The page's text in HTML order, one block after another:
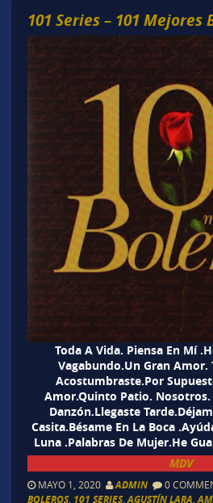
101 Series – 101 Mejores
Toda A Vida. Piensa En Mí
Vagabundo.Un Gran Amor.
Acostumbraste.Por
Amor.Quinto Patio. Nosotros.
Danzón.Llegaste
Casita.Bésame En La Boca
Luna .Palabras De Mujer.He
MDV
MAYO 1, 2020 ADMIN 0
BOLEROS, 101 SERIES, AGUSTÍN LARA